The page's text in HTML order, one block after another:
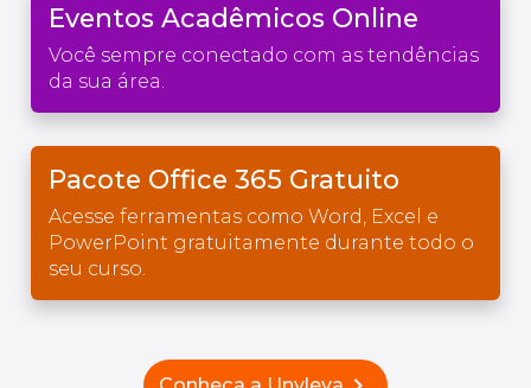
Eventos Acadêmicos Online
Você sempre conectado com as tendências
da sua área.
Pacote Office 365 Gratuito
Acesse ferramentas como Word, Excel e
PowerPoint gratuitamente durante todo o
seu curso.